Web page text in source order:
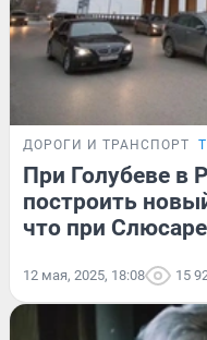
ДОРОГИ И ТРАНСПОРТ
При Голубеве в
построить
что при
12 мая, 2025, 18:08 15